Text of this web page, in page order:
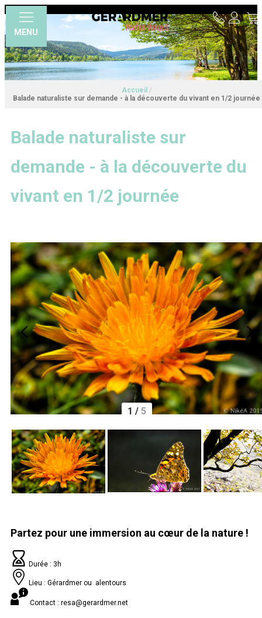
MENU
Accueil /
Balade naturaliste sur demande - à la découverte du vivant en 1/2 journée
Balade naturaliste sur
demande - à la découverte du
vivant en 1/2 journée
1 / 5
Partez pour une immersion au cœur de la nature​ !
Durée : 3h
Lieu : Gérardmer ou alentours
Contact : resa@gerardmer.net